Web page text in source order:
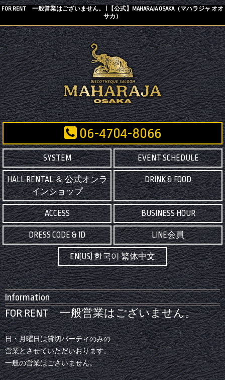
FOR RENT 一般営業はございません。 | 【公式】MAHARAJA OSAKA（マハラジャ オオ
サカ）
06-4704-8066
SYSTEM EVENT SCHEDULE
HALL RENTAL ＆ 公式オンラ
インショップ
DRINK & FOOD
ACCESS BUSINESS HOUR
DRESS CODE & ID LINE会員
EN(US) 한국어 繁体中文
Information
FOR RENT 一般営業はございません。
日・月曜日は貸切パーティのみの
営業とさせていただいおります。
一般の営業はございません。